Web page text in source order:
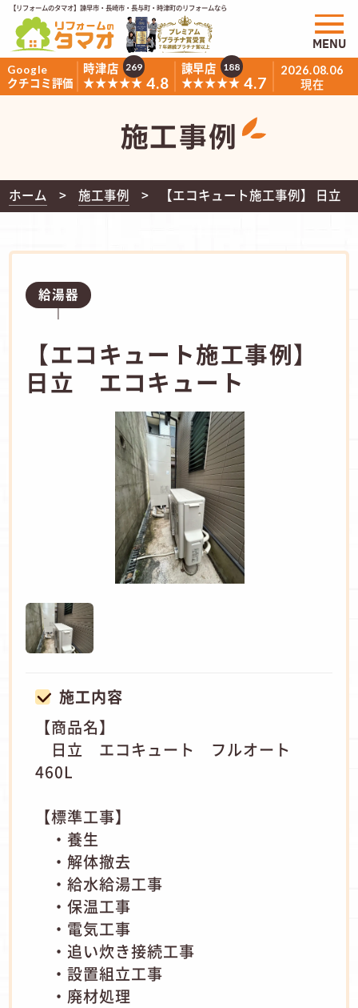
【リフォームのタマオ】諫早市・長崎市・長与町・時津町のリフォームなら
Google
クチコミ評価
時津店
★★★★★ 4.8
269
諫早店
★★★★★ 4.7
188 2026.08.06
現在
MENU
施工事例
ホーム 施工事例 【エコキュート施工事例】 日立
給湯器
【エコキュート施工事例】
日立 エコキュート
施工内容
【商品名】
日立 エコキュート フルオート
460L
【標準工事】
・養生
・解体撤去
・給水給湯工事
・保温工事
・電気工事
・追い炊き接続工事
・設置組立工事
・廃材処理